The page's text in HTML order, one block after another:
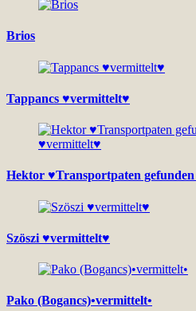
Brios
Tappancs ♥vermittelt♥
Hektor ♥Transportpaten
Szöszi ♥vermittelt♥
Pako (Bogancs)•vermittelt•